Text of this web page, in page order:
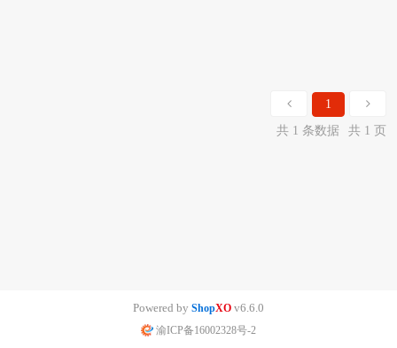
1
共 1 条数据
共 1 页
Powered by ShopXO v6.6.0
渝ICP备16002328号-2